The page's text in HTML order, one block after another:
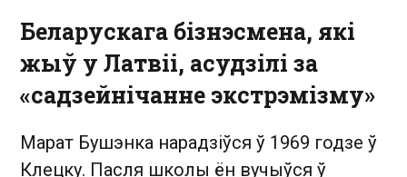
Беларускага бізнэсмена, які
жыў у Латвіі, асудзілі за
«садзейнічанне экстрэмізму»
Марат Бушэнка нарадзіўся ў 1969 годзе ў
Клецку. Пасля школы ён вучыўся ў